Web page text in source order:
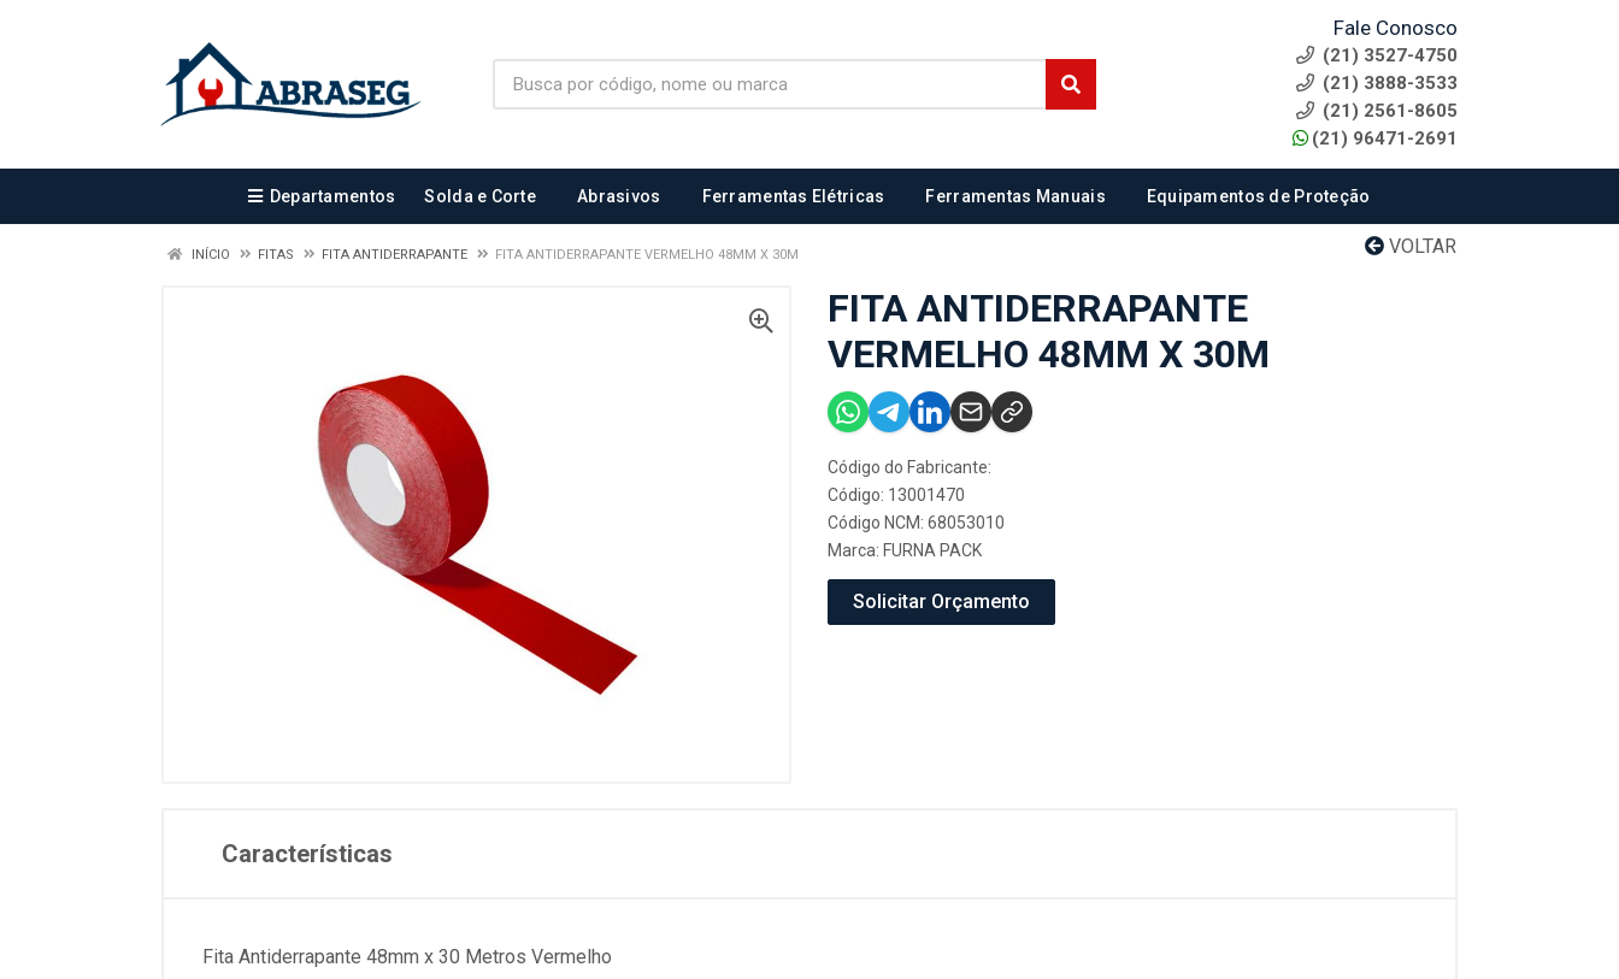
Fale Conosco
(21) 3527-4750
(21) 3888-3533
(21) 2561-8605
(21) 96471-2691
Departamentos Solda e Corte Abrasivos Ferramentas Elétricas Ferramentas Manuais Equipamentos de Proteção
VOLTAR
INÍCIO FITAS FITA ANTIDERRAPANTE FITA ANTIDERRAPANTE VERMELHO 48MM X 30M
FITA ANTIDERRAPANTE
VERMELHO 48MM X 30M
Código do Fabricante:
Código: 13001470
Código NCM: 68053010
Marca: FURNA PACK
Solicitar Orçamento
Características
Fita Antiderrapante 48mm x 30 Metros Vermelho